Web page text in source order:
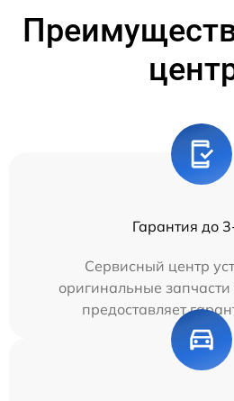
Гарантия до
Сервисный центр
оригинальные
предоставляет